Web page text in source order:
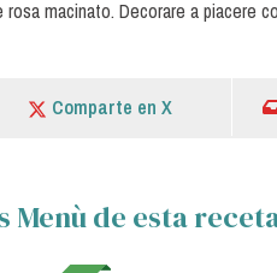
macinato. Decorare a piacere
Comparte en X
Menù de esta